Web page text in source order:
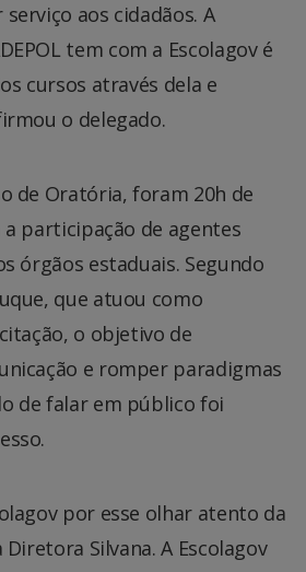
aos cidadãos. A
tem com a Escolagov é
cursos através dela e
o delegado.
de Oratória, foram 20h de
participação de agentes
órgãos estaduais. Segundo
que atuou como
o objetivo de
e romper paradigmas
de falar em público foi
por esse olhar atento da
Diretora Silvana. A Escolagov